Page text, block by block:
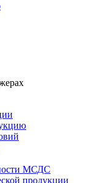
МСДС
продукции